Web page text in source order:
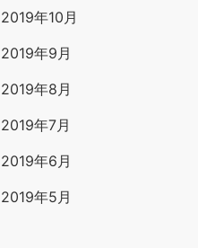
2019年10月
2019年9月
2019年8月
2019年7月
2019年6月
2019年5月